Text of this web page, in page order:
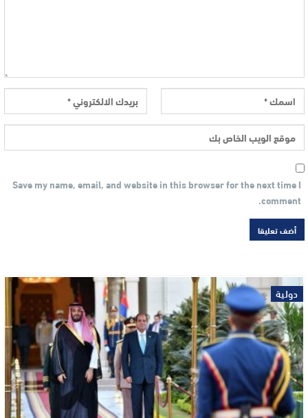
Save my name, email, and website in this browser for the next time I
comment.
دولية